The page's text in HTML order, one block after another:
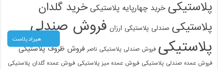
پلاستیکی خرید چهارپایه پلاستیکی خرید گلدان
پلاستیکی صندلی پلاستیکی ارزان فروش صندلی
پلاستیکی فروش صندلی پلاستیکی ناصر فروش ظروف پلاستیکی
فروش عمده صندلی پلاستیکی فروش عمده میز پلاستیکی فروش عمده گلدان پلاستیکی
هیراد پلاست